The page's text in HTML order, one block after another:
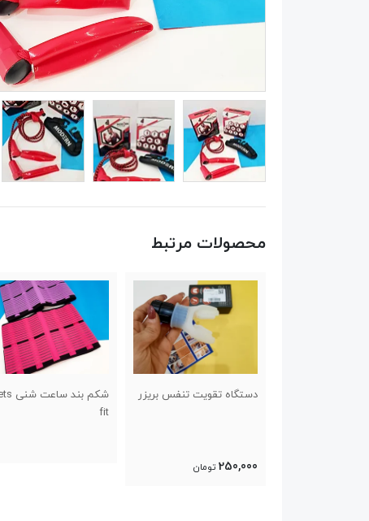
محصولات مرتبط
شکم بند ساعت شنی Lets
کفش پیاده روی و راحتی
طرح اسیکس سایز ۴۱ تا ۴۴